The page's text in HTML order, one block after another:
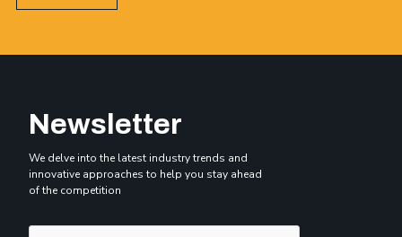
Newsletter
We delve into the latest industry trends and
innovative approaches to help you stay ahead
of the competition